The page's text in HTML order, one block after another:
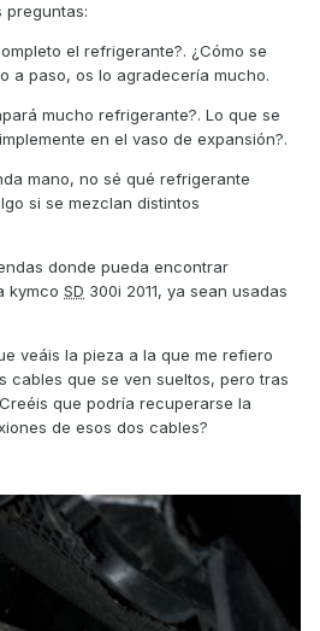
preguntas:
el refrigerante?. ¿Cómo se
a paso, os lo agradecería mucho.
mucho refrigerante?. Lo que se
en el vaso de expansión?.
mano, no sé qué refrigerante
si se mezclan distintos
donde pueda encontrar
kymco SD 300i 2011, ya sean usadas
veáis la pieza a la que me refiero
cables que se ven sueltos, pero tras
que podría recuperarse la
de esos dos cables?